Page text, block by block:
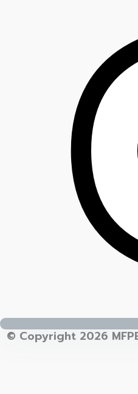
© Copyright 2026